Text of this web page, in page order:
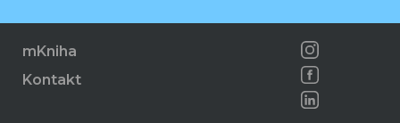
mKniha
Kontakt